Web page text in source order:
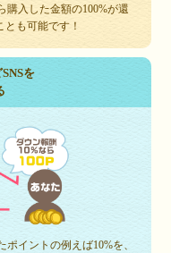
購入した金額の100%が還
も可能です！
を
イントの例えば10%を、